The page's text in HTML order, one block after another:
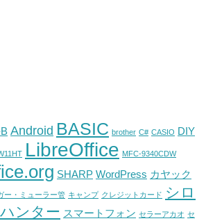
Android BASIC brother C# CASIO DIY
LibreOffice MFC-9340CDW
SHARP WordPress カヤック
ー・ミューラー管 キャンプ クレジットカード シロ
ンター スマートフォン セラーアカオ セ